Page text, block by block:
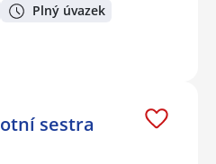
Plný úvazek
sestra